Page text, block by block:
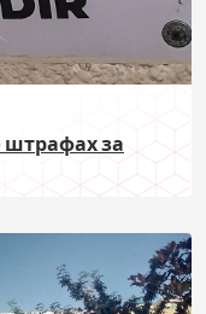
за